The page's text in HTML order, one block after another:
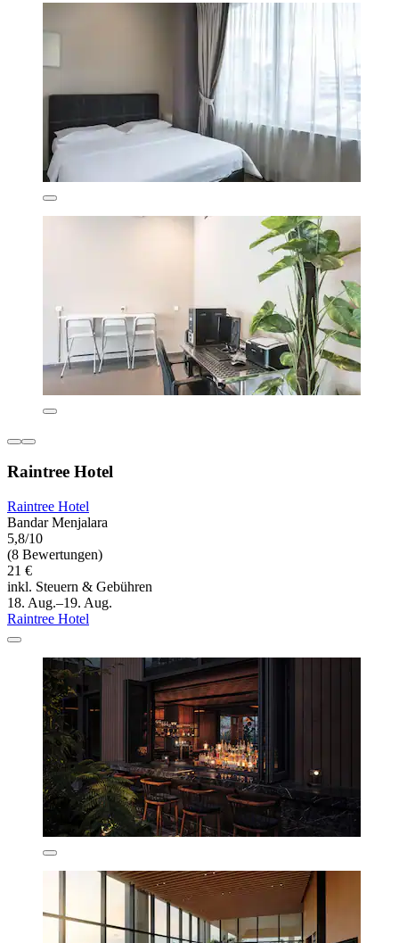
Raintree Hotel
Raintree Hotel
Bandar Menjalara
5,8/10
(8 Bewertungen)
21 €
inkl. Steuern & Gebühren
18. Aug.–19. Aug.
Raintree Hotel